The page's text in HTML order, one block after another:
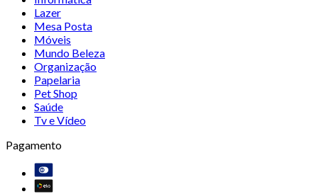
Lazer
Mesa Posta
Móveis
Mundo Beleza
Organização
Papelaria
Pet Shop
Saúde
Tv e Vídeo
Pagamento